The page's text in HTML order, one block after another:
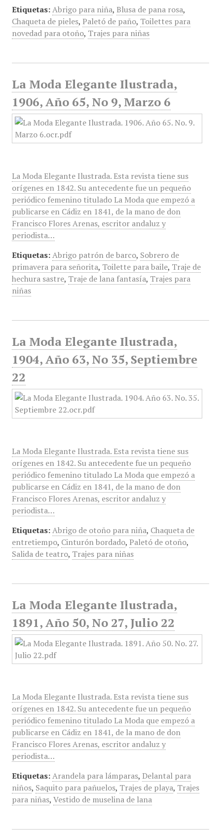
Etiquetas: Abrigo para niña, Blusa de pana rosa,
Chaqueta de pieles, Paletó de paño, Toilettes para
novedad para otoño, Trajes para niñas
La Moda Elegante Ilustrada,
1906, Año 65, No 9, Marzo 6
La Moda Elegante Ilustrada. Esta revista tiene sus
orígenes en 1842. Su antecedente fue un pequeño
periódico femenino titulado La Moda que empezó a
publicarse en Cádiz en 1841, de la mano de don
Francisco Flores Arenas, escritor andaluz y
periodista…
Etiquetas: Abrigo patrón de barco, Sobrero de
primavera para señorita, Toilette para baile, Traje de
hechura sastre, Traje de lana fantasía, Trajes para
niñas
La Moda Elegante Ilustrada,
1904, Año 63, No 35, Septiembre
22
La Moda Elegante Ilustrada. Esta revista tiene sus
orígenes en 1842. Su antecedente fue un pequeño
periódico femenino titulado La Moda que empezó a
publicarse en Cádiz en 1841, de la mano de don
Francisco Flores Arenas, escritor andaluz y
periodista…
Etiquetas: Abrigo de otoño para niña, Chaqueta de
entretiempo, Cinturón bordado, Paletó de otoño,
Salida de teatro, Trajes para niñas
La Moda Elegante Ilustrada,
1891, Año 50, No 27, Julio 22
La Moda Elegante Ilustrada. Esta revista tiene sus
orígenes en 1842. Su antecedente fue un pequeño
periódico femenino titulado La Moda que empezó a
publicarse en Cádiz en 1841, de la mano de don
Francisco Flores Arenas, escritor andaluz y
periodista…
Etiquetas: Arandela para lámparas, Delantal para
niños, Saquito para pañuelos, Trajes de playa, Trajes
para niñas, Vestido de muselina de lana